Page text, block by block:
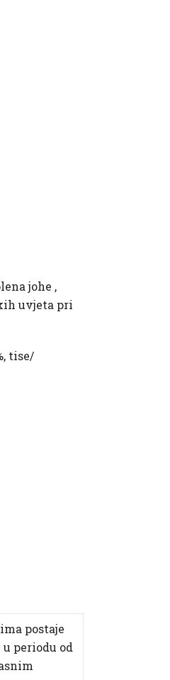
johe ,
uvjeta pri
tise/
postaje
periodu od